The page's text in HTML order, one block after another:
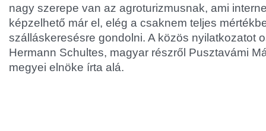
nagy szerepe van az agroturizmusnak, ami
képzelhető már el, elég a csaknem teljes
szálláskeresésre gondolni. A közös nyilatkozatot
Hermann Schultes, magyar részről Pusztavámi
megyei elnöke írta alá.